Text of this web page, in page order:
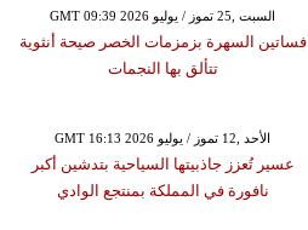
GMT 09:39 2026 السبت ,25 تموز / يوليو
فساتين السهرة بزمزمات الخصر صيحة أنثوية
تتألق بها النجمات
GMT 16:13 2026 الأحد ,12 تموز / يوليو
عسير تُعزز جاذبيتها السياحية بتدشين أكبر
نافورة في المملكة بمنتجع الوادي